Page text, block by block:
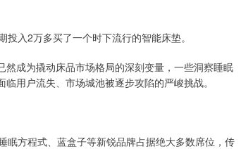
入2万多买了一个时下流行的智能床垫。
成为撬动床品市场格局的深刻变量，一些洞察睡眠
用户流失、市场城池被逐步攻陷的严峻挑战。
方程式、蓝盒子等新锐品牌占据绝大多数席位，传